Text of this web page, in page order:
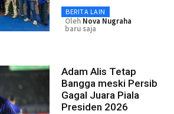
BERITA LAIN
Oleh Nova Nugraha
baru saja
Adam Alis Tetap
Bangga meski Persib
Gagal Juara Piala
Presiden 2026